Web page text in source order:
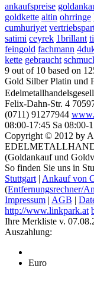
ankaufspreise
goldkette altin ohrringe
cumhuriyet
satimi ceyrek 1brillant
feingold fachmann
kette gebraucht
9 out of 10 based on
Gold Silber Platin und
Felix-Dahn-Str. 4
(0711) 91277944
08:00-17:45 Sa 08:00-
Copyright © 2012 by
(Goldankauf und
So finden Sie uns in
Stuttgart | Ankauf von
(Entfernungsrechner/
Impressum | AGB |
http://www.linkpark.at
Ihre Merkliste v.
Auszahlung:
Euro